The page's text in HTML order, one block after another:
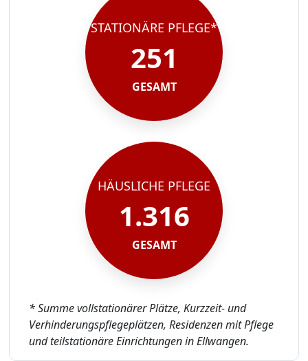
STATIONÄRE PFLEGE*
251
GESAMT
HÄUSLICHE PFLEGE
1.316
GESAMT
* Summe vollstationärer Plätze, Kurzzeit- und
Verhinderungspflegeplätzen, Residenzen mit Pflege
und teilstationäre Einrichtungen in Ellwangen.